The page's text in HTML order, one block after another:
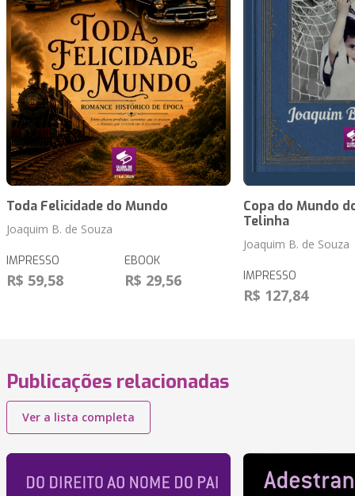
Toda Felicidade do Mundo
Joaquim B. de Souza
IMPRESSO
R$ 59,58
EBOOK
R$ 29,56
Copa do Mundo
Telinha
Joaquim B. de Souza
IMPRESSO
R$ 127,84
Publicações relacionadas
Ver a lista completa